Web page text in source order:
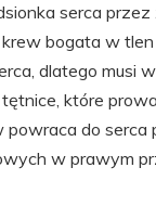
serca przez
bogata w
dlatego musi
które
powraca do
w prawym